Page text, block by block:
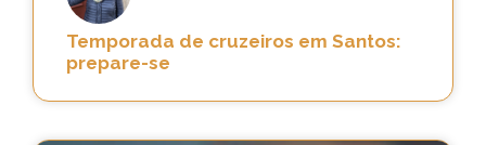
Temporada de cruzeiros em Santos:
prepare-se